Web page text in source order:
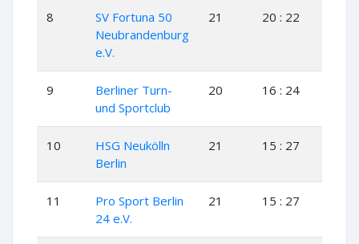
8
SV Fortuna 50
Neubrandenburg
e.V.
21 20 : 22
9
Berliner Turn-
und Sportclub
20 16 : 24
10
HSG Neukölln
Berlin
21 15 : 27
11
Pro Sport Berlin
24 e.V.
21 15 : 27